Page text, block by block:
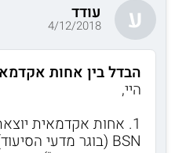
ע עודד
4/12/2018
הבדל בין אחות
היי,
1. אחות אקדמאית